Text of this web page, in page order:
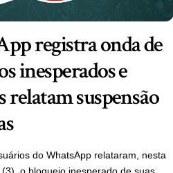
registra onda de
inesperados e
relatam suspensão
do WhatsApp relataram, nesta